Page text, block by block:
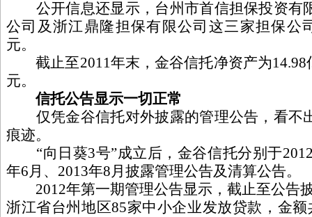
公开信息还显示，台州市首信担保投资有
公司及浙江鼎隆担保有限公司这三家担保公
元。
截止至2011年末，金谷信托净资产为14.98
元。
信托公告显示一切正常
仅凭金谷信托对外披露的管理公告，看不
痕迹。
“向日葵3号”成立后，金谷信托分别于2012
年6月、2013年8月披露管理公告及清算公告。
2012年第一期管理公告显示，截止至公告
浙江省台州地区85家中小企业发放贷款，金